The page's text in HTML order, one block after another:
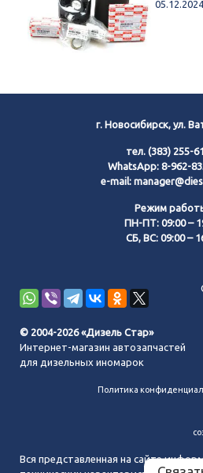
05.12.2024
г. Новосибирск, ул.
тел. (383) 255-
WhatsApp: 8-962-
e-mail:
Режим
ПН-ПТ: 09:00 –
СБ, ВС: 09:00 –
© 2004-2026 «Дизель Стар»
Интернет-магазин автозапчастей
для дизельных иномарок
Политика
Вся представленная на сайте